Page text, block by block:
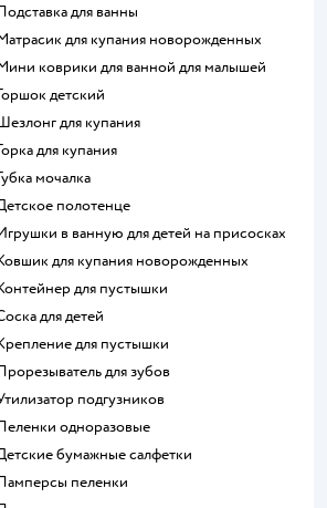
подставка для ванны
матрасик для купания новорожденных
мини коврики для ванной для малышей
горшок детский
шезлонг для купания
горка для купания
губка мочалка
детское полотенце
игрушки в ванную для детей на присосках
ковшик для купания новорожденных
контейнер для пустышки
соска для детей
крепление для пустышки
прорезыватель для зубов
утилизатор подгузников
пеленки одноразовые
детские бумажные салфетки
памперсы пеленки